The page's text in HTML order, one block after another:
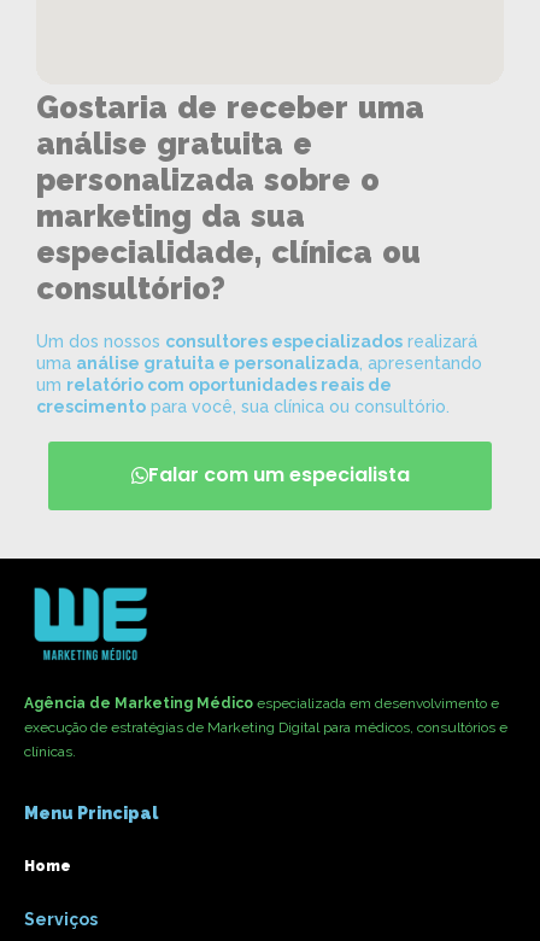
Gostaria de receber uma
análise gratuita e
personalizada sobre o
marketing da sua
especialidade, clínica ou
consultório?
Um dos nossos consultores especializados realizará
uma análise gratuita e personalizada, apresentando
um relatório com oportunidades reais de
crescimento para você, sua clínica ou consultório.
Falar com um especialista
Agência de Marketing Médico especializada em desenvolvimento e
execução de estratégias de Marketing Digital para médicos, consultórios e
clínicas.
Menu Principal
Home
Serviços